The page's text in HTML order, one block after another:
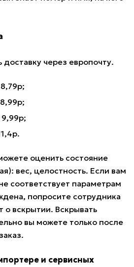
через европочту.
9,99р;
оценить состояние
вес, целостность. Если вам
соответствует параметрам
попросите сотрудника
о вскрытии. Вскрывать
вы можете только после
и сервисных